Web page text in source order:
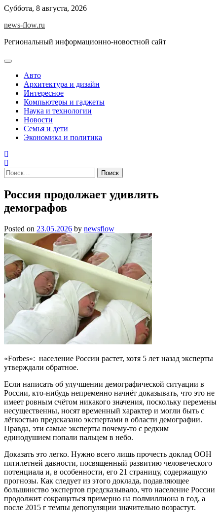
Skip
content
Суббота, 8 августа, 2026
news-flow.ru
Региональный информационно-новостной сайт
Авто
Архитектура и дизайн
Интересное
Компьютеры и гаджеты
Наука и технологии
Новости
Семья и дети
Экономика и политика
Найти:
Россия продолжает удивлять
демографов
Posted on 23.05.2026 by newsflow
«Forbes»: население России растет, хотя 5 лет назад эксперты
утверждали обратное.
Если написать об улучшении демографической ситуации в
России, кто-нибудь непременно начнёт доказывать, что это не
имеет ровным счётом никакого значения, поскольку перемены
несущественны, носят временный характер и могли быть с
лёгкостью предсказано экспертами в области демографии.
Правда, эти самые эксперты почему-то с редким
единодушием попали пальцем в небо.
Доказать это легко. Нужно всего лишь прочесть доклад ООН
пятилетней давности, посвященный развитию человеческого
потенциала и, в особенности, его 21 страницу, содержащую
прогнозы. Как следует из этого доклада, подавляющее
большинство экспертов предсказывало, что население России
продолжит сокращаться примерно на полмиллиона в год, а
после 2015 г темпы депопуляции значительно возрастут.